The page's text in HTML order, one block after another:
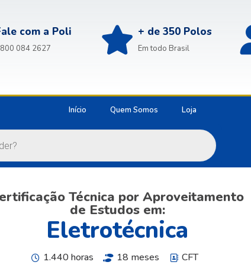
com a Poli
084 2627
+ de 350 Polos
Em todo Brasil
Início Quem Somos Loja
Técnica por Aproveitamento
de Estudos em:
Eletrotécnica
1.440 horas 18 meses CFT